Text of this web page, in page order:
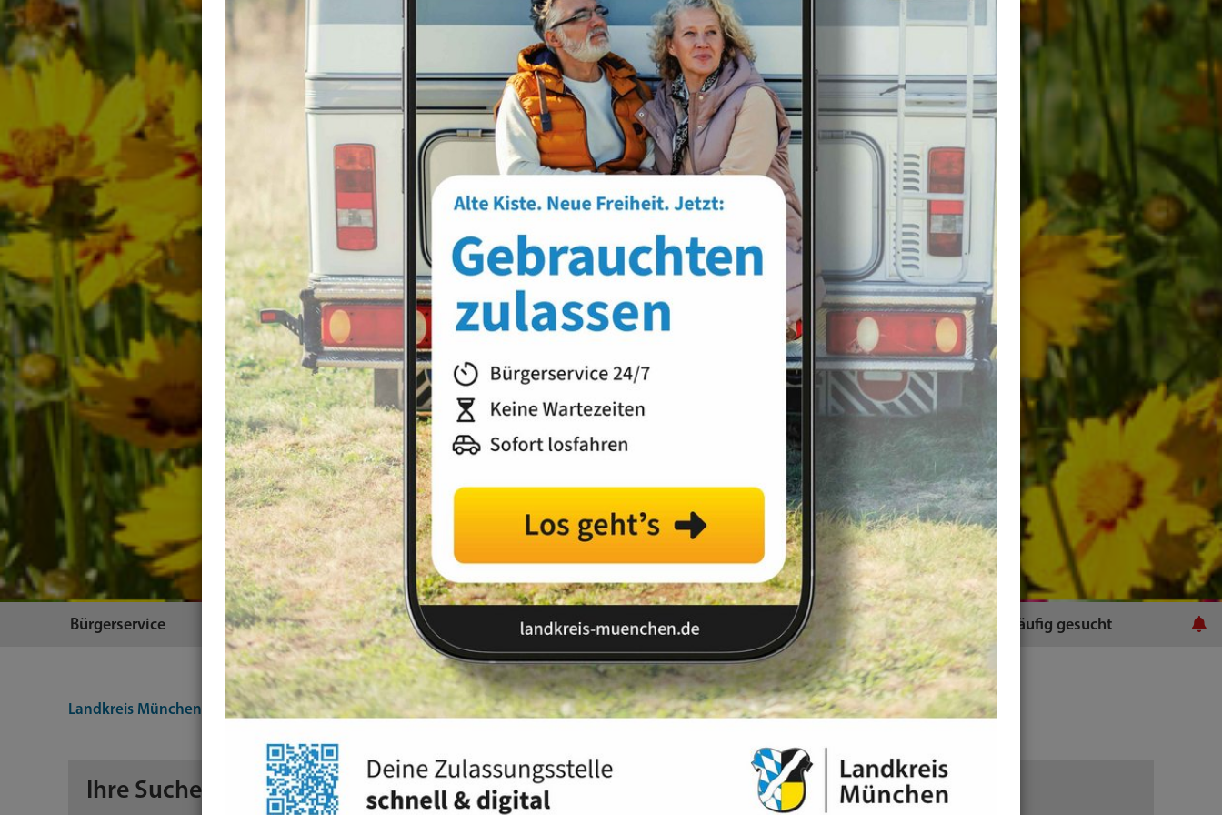
Bürgerservice Themen Landkreis Landratsamt Häufig gesucht
Landkreis München Suche
Ihre Suche Sortierung: Datum